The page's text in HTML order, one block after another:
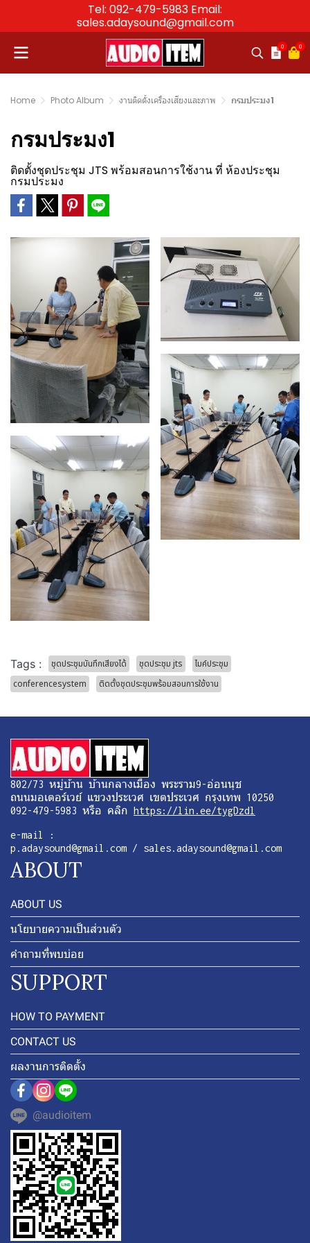
Tel: 092-479-5983 Email:
sales.adaysound@gmail.com
0 0
Home Photo Album งานติดตั้งเครื่องเสียงและภาพ กรมประมง1
กรมประมง1
ติดตั้งชุดประชุม JTS พร้อมสอนการใช้งาน ที่ ห้องประชุม
กรมประมง
Tags : ชุดประชุมบันทึกเสียงได้ ชุดประชุม jts
ไมค์ประชุม
conferencesystem
ติดตั้งชุดประชุมพร้อมสอนการใช้งาน
802/73 หมู่บ้าน บ้านกลางเมือง พระราม9-อ่อนนุช
ถนนมอเตอร์เวย์ แขวงประเวศ เขตประเวศ กรุงเทพ 10250
092-479-5983 หรือ คลิก https://lin.ee/tygDzdl
e-mail :
p.adaysound@gmail.com / sales.adaysound@gmail.com
ABOUT
ABOUT US
นโยบายความเป็นส่วนตัว
คำถามที่พบบ่อย
SUPPORT
HOW TO PAYMENT
CONTACT US
ผลงานการติดตั้ง
@audioitem